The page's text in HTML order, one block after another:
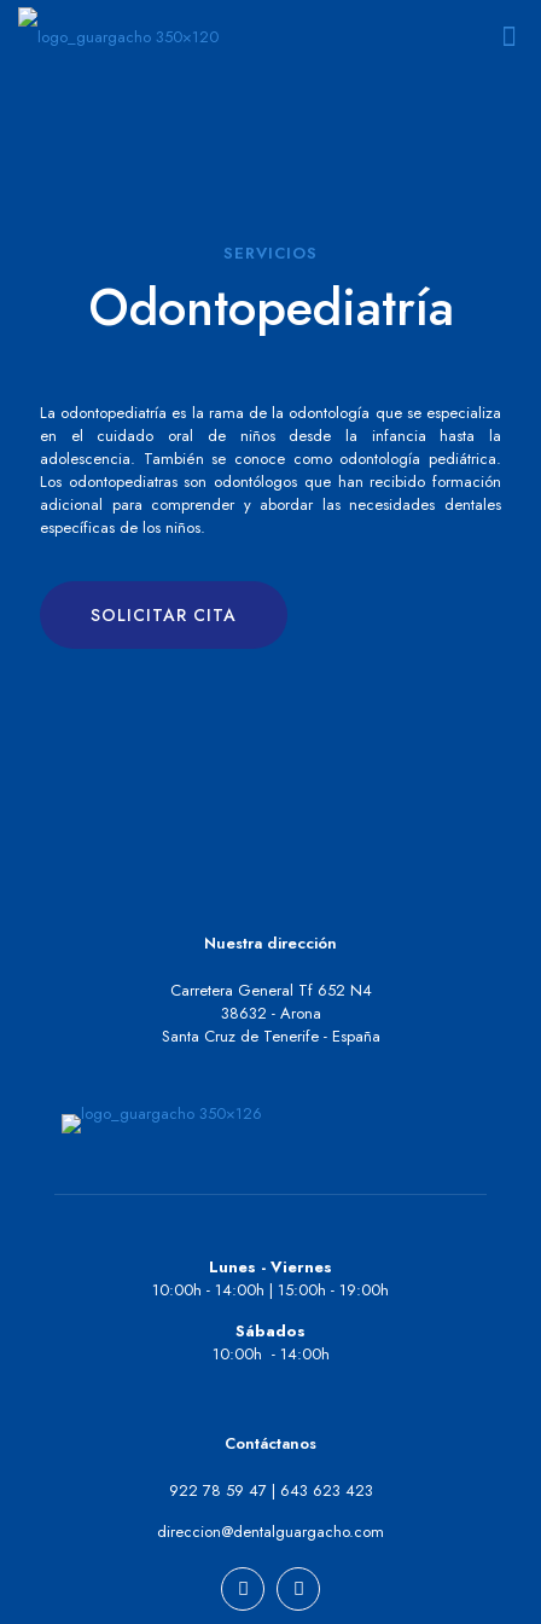
SERVICIOS
Odontopediatría
La odontopediatría es la rama de la odontología que se especializa
en el cuidado oral de niños desde la infancia hasta la
adolescencia. También se conoce como odontología pediátrica.
Los odontopediatras son odontólogos que han recibido formación
adicional para comprender y abordar las necesidades dentales
específicas de los niños.
SOLICITAR CITA
Nuestra dirección
Carretera General Tf 652 N4
38632 - Arona
Santa Cruz de Tenerife - España
Lunes - Viernes
10:00h - 14:00h | 15:00h - 19:00h
Sábados
10:00h - 14:00h
Contáctanos
922 78 59 47| 643 623 423
direccion@dentalguargacho.com